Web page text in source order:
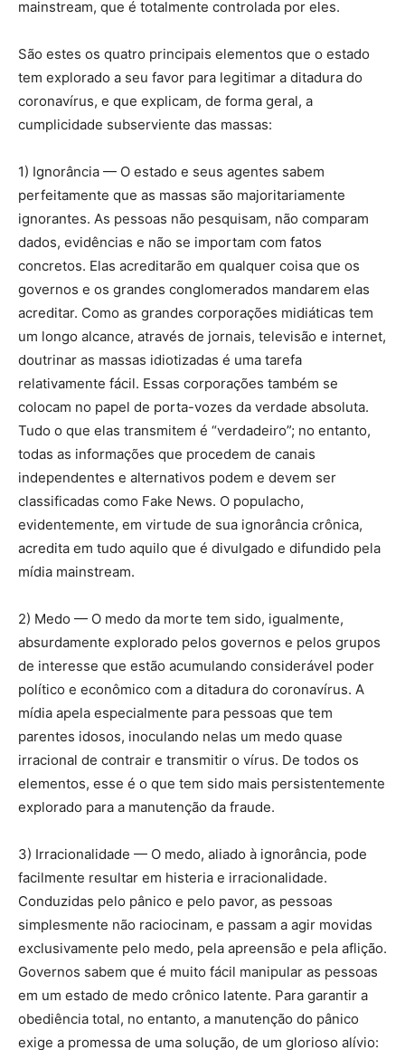
mainstream, que é totalmente controlada por eles.
São estes os quatro principais elementos que o estado
tem explorado a seu favor para legitimar a ditadura do
coronavírus, e que explicam, de forma geral, a
cumplicidade subserviente das massas:
1) Ignorância — O estado e seus agentes sabem
perfeitamente que as massas são majoritariamente
ignorantes. As pessoas não pesquisam, não comparam
dados, evidências e não se importam com fatos
concretos. Elas acreditarão em qualquer coisa que os
governos e os grandes conglomerados mandarem elas
acreditar. Como as grandes corporações midiáticas tem
um longo alcance, através de jornais, televisão e internet,
doutrinar as massas idiotizadas é uma tarefa
relativamente fácil. Essas corporações também se
colocam no papel de porta-vozes da verdade absoluta.
Tudo o que elas transmitem é “verdadeiro”; no entanto,
todas as informações que procedem de canais
independentes e alternativos podem e devem ser
classificadas como Fake News. O populacho,
evidentemente, em virtude de sua ignorância crônica,
acredita em tudo aquilo que é divulgado e difundido pela
mídia mainstream.
2) Medo — O medo da morte tem sido, igualmente,
absurdamente explorado pelos governos e pelos grupos
de interesse que estão acumulando considerável poder
político e econômico com a ditadura do coronavírus. A
mídia apela especialmente para pessoas que tem
parentes idosos, inoculando nelas um medo quase
irracional de contrair e transmitir o vírus. De todos os
elementos, esse é o que tem sido mais persistentemente
explorado para a manutenção da fraude.
3) Irracionalidade — O medo, aliado à ignorância, pode
facilmente resultar em histeria e irracionalidade.
Conduzidas pelo pânico e pelo pavor, as pessoas
simplesmente não raciocinam, e passam a agir movidas
exclusivamente pelo medo, pela apreensão e pela aflição.
Governos sabem que é muito fácil manipular as pessoas
em um estado de medo crônico latente. Para garantir a
obediência total, no entanto, a manutenção do pânico
exige a promessa de uma solução, de um glorioso alívio: